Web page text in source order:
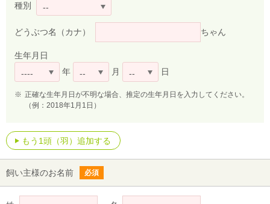
種別 --
どうぶつ名（カナ） ちゃん
生年月日
----
年 -- 月 -- 日
※ 正確な生年月日が不明な場合、推定の生年月日を入力してください。
（例：2018年1月1日）
もう1頭（羽）追加する
飼い主様のお名前 必須